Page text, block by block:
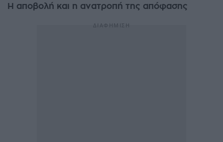
Η αποβολή και η ανατροπή της απόφασης